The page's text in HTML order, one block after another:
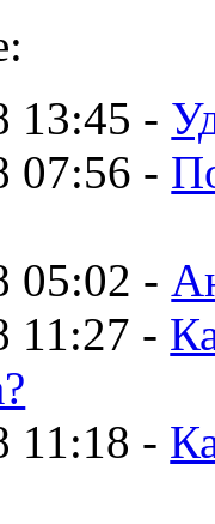
13:45 -
07:56 -
05:02 -
11:27 -
11:18 -